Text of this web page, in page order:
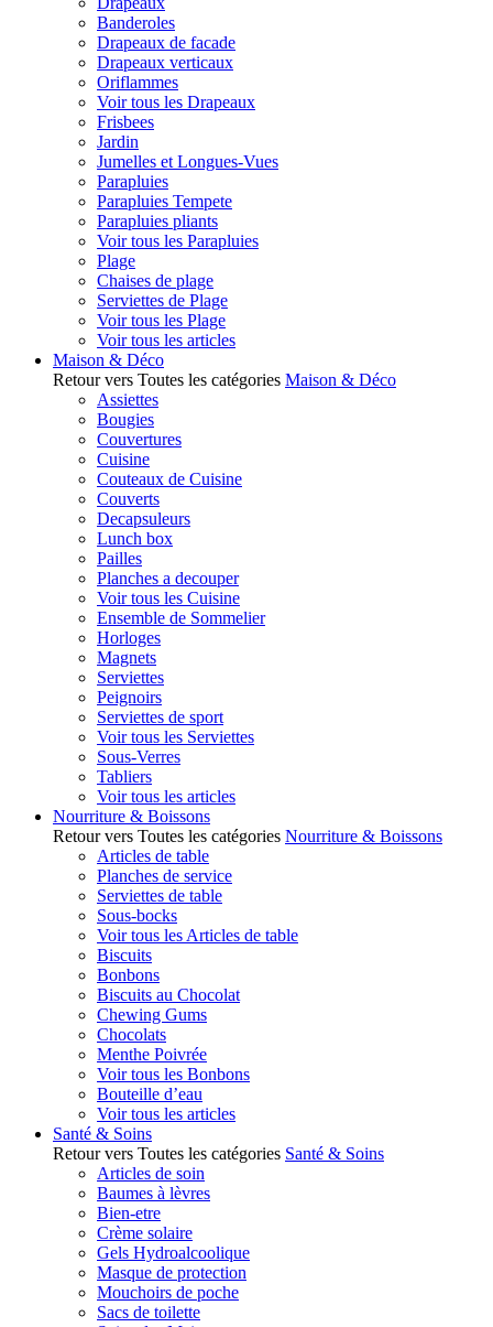
Banderoles
Drapeaux de facade
Drapeaux verticaux
Oriflammes
Voir tous les Drapeaux
Frisbees
Jardin
Jumelles et Longues-Vues
Parapluies
Parapluies Tempete
Parapluies pliants
Voir tous les Parapluies
Plage
Chaises de plage
Serviettes de Plage
Voir tous les Plage
Voir tous les articles
Maison & Déco
Retour vers Toutes les catégories Maison & Déco
Assiettes
Bougies
Couvertures
Cuisine
Couteaux de Cuisine
Couverts
Decapsuleurs
Lunch box
Pailles
Planches a decouper
Voir tous les Cuisine
Ensemble de Sommelier
Horloges
Magnets
Serviettes
Peignoirs
Serviettes de sport
Voir tous les Serviettes
Sous-Verres
Tabliers
Voir tous les articles
Nourriture & Boissons
Retour vers Toutes les catégories Nourriture & Boissons
Articles de table
Planches de service
Serviettes de table
Sous-bocks
Voir tous les Articles de table
Biscuits
Bonbons
Biscuits au Chocolat
Chewing Gums
Chocolats
Menthe Poivrée
Voir tous les Bonbons
Bouteille d’eau
Voir tous les articles
Santé & Soins
Retour vers Toutes les catégories Santé & Soins
Articles de soin
Baumes à lèvres
Bien-etre
Crème solaire
Gels Hydroalcoolique
Masque de protection
Mouchoirs de poche
Sacs de toilette